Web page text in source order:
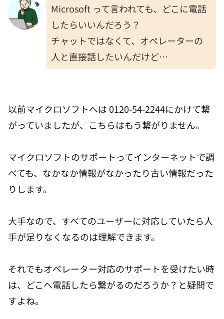
Microsoft って言われても、どこに電話
したらいいんだろう？
チャットではなくて、オペレーターの
人と直接話したいんだけど…
以前マイクロソフトへは 0120-54-2244にかけて繋
がっていましたが、こちらはもう繋がりません。
マイクロソフトのサポートってインターネットで調
べても、なかなか情報がなかったり古い情報だった
りします。
大手なので、すべてのユーザーに対応していたら人
手が足りなくなるのは理解できます。
それでもオペレーター対応のサポートを受けたい時
は、どこへ電話したら繋がるのだろうか？と疑問で
すよね。